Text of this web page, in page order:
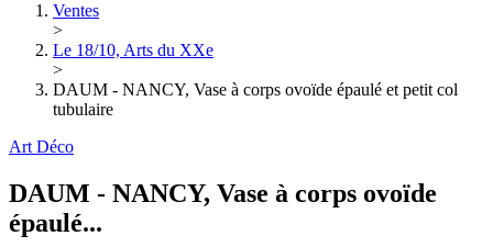
Ventes
>
Le 18/10, Arts du XXe
>
DAUM - NANCY, Vase à corps ovoïde épaulé et petit col
tubulaire
Art Déco
DAUM - NANCY, Vase à corps ovoïde
épaulé...